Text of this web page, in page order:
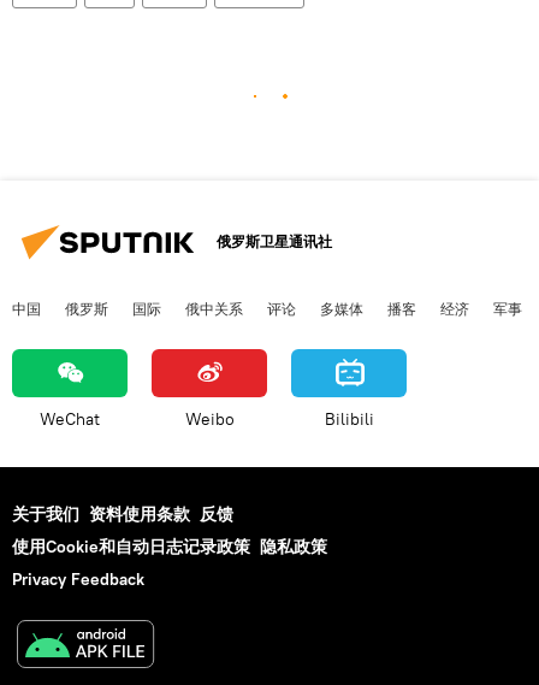
俄罗斯卫星通讯社
中国 俄罗斯 国际 俄中关系 评论 多媒体 播客 经济 军事
WeChat Weibo Bilibili
关于我们 资料使用条款 反馈
使用Cookie和自动日志记录政策 隐私政策
Privacy Feedback